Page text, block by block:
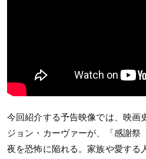
今回紹介する予告映像では、映画
ジョン・カーヴァーが、「感謝祭
夜を恐怖に陥れる。家族や愛する